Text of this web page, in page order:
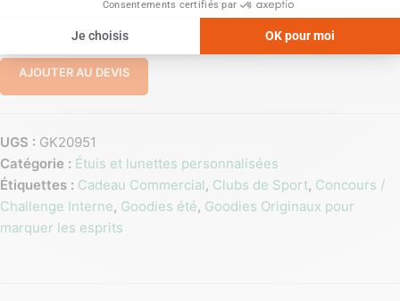
AJOUTER AU DEVIS
UGS : GK20951
Catégorie : Étuis et lunettes personnalisées
Étiquettes : Cadeau Commercial, Clubs de Sport, Concours /
Challenge Interne, Goodies été, Goodies Originaux pour
marquer les esprits